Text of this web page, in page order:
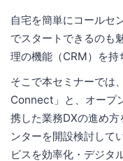
自宅を簡単にコールセ
でスタートできるのも
理の機能（CRM）を持
そこで本セミナーでは
Connect」と、オープ
携した業務DXの進め
ンターを開設検討して
ビスを効率化・デジタ